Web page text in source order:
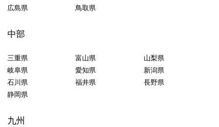
広島県
鳥取県
中部
三重県 富山県
山梨県
岐阜県
愛知県
新潟県
石川県
福井県
長野県
静岡県
九州